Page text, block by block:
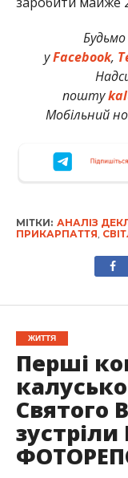
уFacebook,
пошту
Мобільний
МІТКИ: АНАЛІЗ
ПРИКАРПАТТЯ,
ЖИТТЯ
Перші
Святого